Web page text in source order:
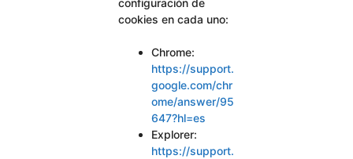
configuración de
cookies en cada uno:
Chrome:
https://support.
google.com/chr
ome/answer/95
647?hl=es
Explorer:
https://support.